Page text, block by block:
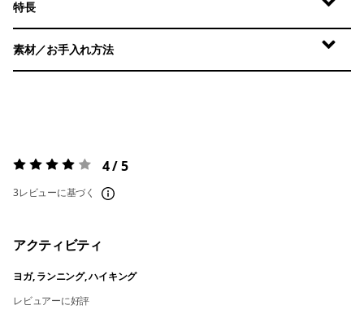
特長
素材／お手入れ方法
評価:4 / 5 4 / 5
3レビューに基づく
アクティビティ
ヨガ, ランニング, ハイキング
レビュアーに好評